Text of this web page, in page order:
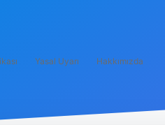
Yasal Uyarı Hakkımızda